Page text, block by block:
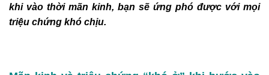
khi vào thời mãn kinh, bạn sẽ ứng phó được với mọi
triệu chứng khó chịu.